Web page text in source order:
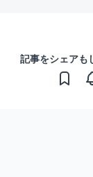
記事をシェアも